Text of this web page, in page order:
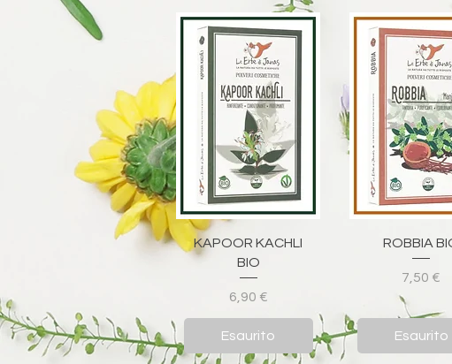
Vista rapida
KAPOOR KACHLI
BIO
Prezzo
6,90 €
Esaurito
Vista
ROBBIA
7,50 €
Esaurito